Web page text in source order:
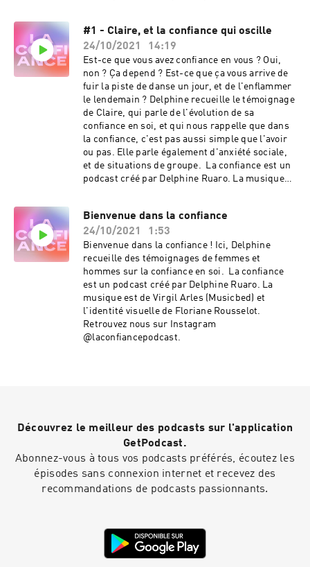
Rousselot.Retrouvez nous sur Instagram
@laconfiancepodcast.
#1 - Claire, et la confiance qui oscille
24/10/2021
14:19
Est-ce que vous avez confiance en vous ? Oui,
non ? Ça depend ? Est-ce que ça vous arrive de
fuir la piste de danse un jour, et de l'enflammer
le lendemain ? Delphine recueille le témoignage
de Claire, qui parle de l'évolution de sa
confiance en soi, et qui nous rappelle que dans
la confiance, c'est pas aussi simple que l'avoir
ou pas. Elle parle également d'anxiété sociale,
et de situations de groupe. La confiance est un
podcast créé par Delphine Ruaro. La musique
sur Instagram @laconfiancepodcast.
Bienvenue dans la confiance
24/10/2021
1:53
Bienvenue dans la confiance ! Ici, Delphine
recueille des témoignages de femmes et
hommes sur la confiance en soi. La confiance
est un podcast créé par Delphine Ruaro. La
musique est de Virgil Arles (Musicbed) et
l'identité visuelle de Floriane Rousselot.
Retrouvez nous sur Instagram
@laconfiancepodcast.
Découvrez le meilleur des podcasts sur l'application
GetPodcast.
Abonnez-vous à tous vos podcasts préférés, écoutez les
épisodes sans connexion internet et recevez des
recommandations de podcasts passionnants.